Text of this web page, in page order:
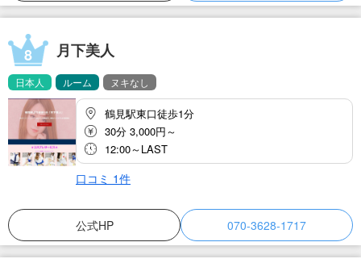
8 月下美人
日本人 ルーム ヌキなし
鶴見駅東口徒歩1分
30分 3,000円～
12:00～LAST
口コミ 1件
公式HP 070-3628-1717